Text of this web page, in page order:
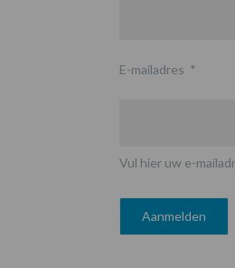
E-mailadres *
Vul hier uw e-